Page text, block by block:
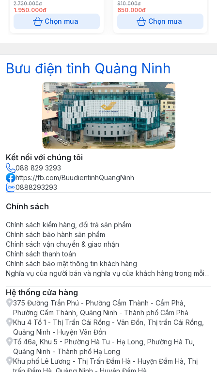
2.730.000đ
1.950.000đ
Chọn mua
910.000đ
650.000đ
Chọn mua
Bưu điện tỉnh Quảng Ninh
Kết nối với chúng tôi
088 829 3293
https://fb.com/BuudientinhQuangNinh
0888293293
Chính sách
Chính sách kiểm hàng, đổi trả sản phẩm
Chính sách bảo hành sản phẩm
Chính sách vận chuyển & giao nhận
Chính sách thanh toán
Chính sách bảo mật thông tin khách hàng
Nghĩa vụ của người bán và nghĩa vụ của khách hàng trong mỗi
Hệ thống cửa hàng
375 Đường Trần Phú - Phường Cẩm Thành - Cẩm Phả,
Phường Cẩm Thành, Quảng Ninh - Thành phố Cẩm Phả
Khu 4 Tổ 1 - Thị Trấn Cái Rồng - Vân Đồn, Thị trấn Cái Rồng,
Quảng Ninh - Huyện Vân Đồn
Tổ 46a, Khu 5 - Phường Hà Tu - Hạ Long, Phường Hà Tu,
Quảng Ninh - Thành phố Hạ Long
Khu phố Lê Lương - Thị Trấn Đầm Hà - Huyện Đầm Hà, Thị